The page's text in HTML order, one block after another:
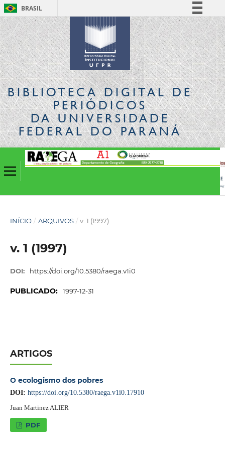
BRASIL
Simplifique!
Comunica BR
Participe
Acesso à informação
Legislação
Canais
BIBLIOTECA DIGITALDE
PERIÓDICOS
DA UNIVERSIDADE
FEDERAL DO PARANÁ
INÍCIO / ARQUIVOS / v. 1 (1997)
v. 1 (1997)
DOI: https://doi.org/10.5380/raega.v1i0
PUBLICADO: 1997-12-31
ARTIGOS
O ecologismo dos pobres
DOI: https://doi.org/10.5380/raega.v1i0.17910
Juan Martinez ALIER
PDF